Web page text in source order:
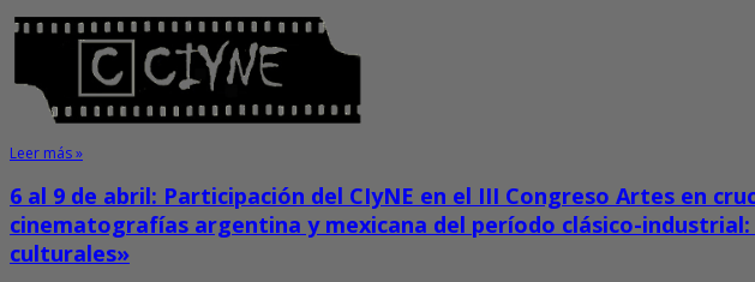
Leer más »
6 al 9 de abril: Participación del CIyNE en el III Congreso Artes en
cinematografías argentina y mexicana del período clásico-
culturales»